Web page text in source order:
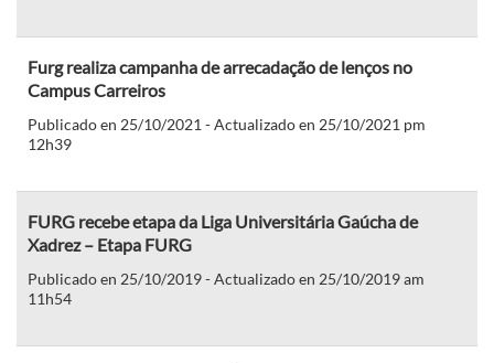
Furg realiza campanha de arrecadação de lenços no
Campus Carreiros
Publicado en 25/10/2021 - Actualizado en 25/10/2021 pm
12h39
FURG recebe etapa da Liga Universitária Gaúcha de
Xadrez – Etapa FURG
Publicado en 25/10/2019 - Actualizado en 25/10/2019 am
11h54